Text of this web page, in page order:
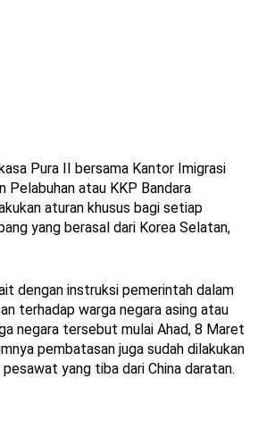
Pura II bersama Kantor Imigrasi
Pelabuhan atau KKP Bandara
aturan khusus bagi setiap
yang berasal dari Korea Selatan,
dengan instruksi pemerintah dalam
terhadap warga negara asing atau
negara tersebut mulai Ahad, 8 Maret
pembatasan juga sudah dilakukan
yang tiba dari China daratan.